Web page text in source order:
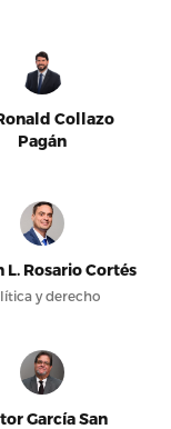
Collazo
Pagán
L. Rosario Cortés
y derecho
García San